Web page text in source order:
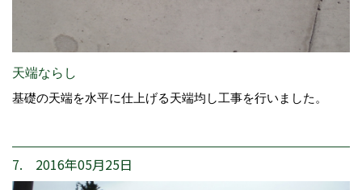
天端ならし
基礎の天端を水平に仕上げる天端均し工事を行いました。
7. 2016年05月25日